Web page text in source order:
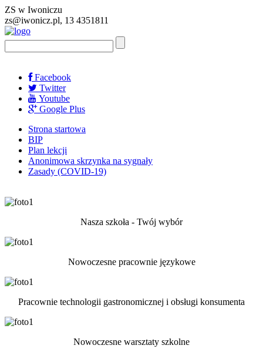
ZS w Iwoniczu
zs@iwonicz.pl, 13 4351811
Facebook
Twitter
Youtube
Google Plus
Strona startowa
BIP
Plan lekcji
Anonimowa skrzynka na sygnały
Zasady (COVID-19)
Nasza szkoła - Twój wybór
Nowoczesne pracownie językowe
Pracownie technologii gastronomicznej i obsługi konsumenta
Nowoczesne warsztaty szkolne